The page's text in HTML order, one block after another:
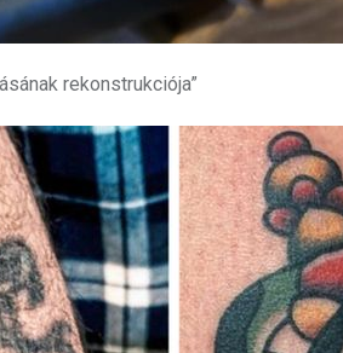
rekonstrukciója”